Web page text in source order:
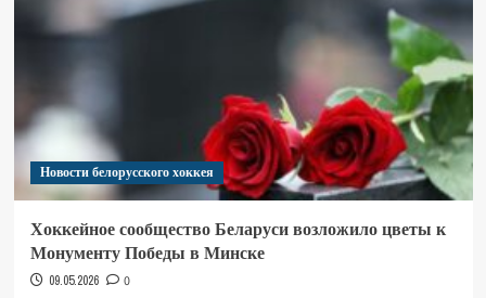
Новости белорусского хоккея
Хоккейное сообщество Беларуси возложило цветы к
Монументу Победы в Минске
09.05.2026 0